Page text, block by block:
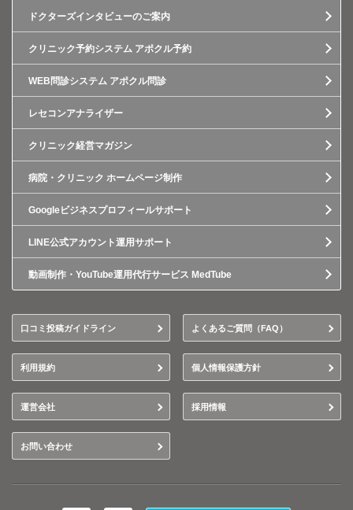
ドクターズインタビューのご案内
クリニック予約システム アポクル予約
WEB問診システム アポクル問診
レセコンアナライザー
クリニック経営マガジン
病院・クリニック ホームページ制作
Googleビジネスプロフィールサポート
LINE公式アカウント運用サポート
動画制作・YouTube運用代行サービス MedTube
口コミ投稿ガイドライン よくあるご質問（FAQ）
利用規約 個人情報保護方針
運営会社 採用情報
お問い合わせ